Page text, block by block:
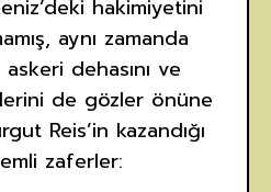
hakimiyetini
aynı zamanda
dehasını ve
de gözler önüne
Reis’in kazandığı
zaferler: